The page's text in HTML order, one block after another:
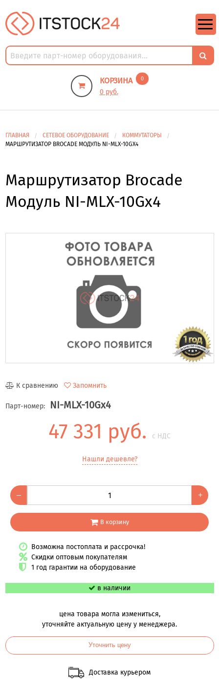
КОРЗИНА 0
0 руб.
ГЛАВНАЯ СЕТЕВОЕ ОБОРУДОВАНИЕ
КОММУТАТОРЫ
МАРШРУТИЗАТОР BROCADE МОДУЛЬ NI-MLX-10GX4
Маршрутизатор Brocade
Модуль NI-MLX-10Gx4
К сравнению Запомнить
Парт-номер: NI-MLX-10Gx4
47 331 руб. с НДС
Нашли дешевле?
– +
В корзину
Возможна постоплата и рассрочка!
Скидки оптовым покупателям
1 год гарантии на оборудование
в наличии
цена товара могла измениться,
уточняйте актуальную цену у менеджера.
Уточнить цену
Доставка курьером